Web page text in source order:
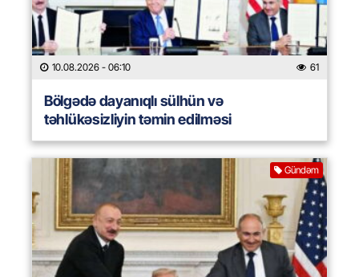
10.08.2026 - 06:10 61
Bölgədə dayanıqlı sülhün və
təhlükəsizliyin təmin edilməsi
Gündəm